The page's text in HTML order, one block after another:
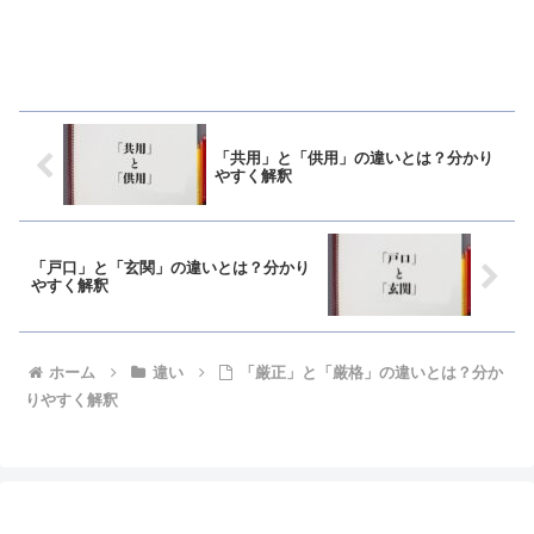
「共用」と「供用」の違いとは？分かり
やすく解釈
「戸口」と「玄関」の違いとは？分かり
やすく解釈
ホーム 違い
「厳正」と「厳格」の違いとは？分か
りやすく解釈